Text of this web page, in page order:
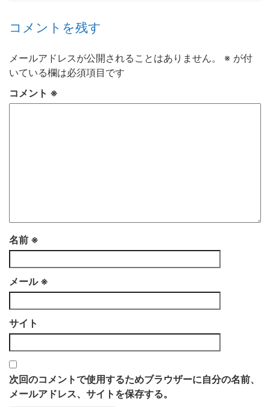
コメントを残す
メールアドレスが公開されることはありません。 ※ が付
いている欄は必須項目です
コメント ※
名前 ※
メール ※
サイト
次回のコメントで使用するためブラウザーに自分の名前、
メールアドレス、サイトを保存する。